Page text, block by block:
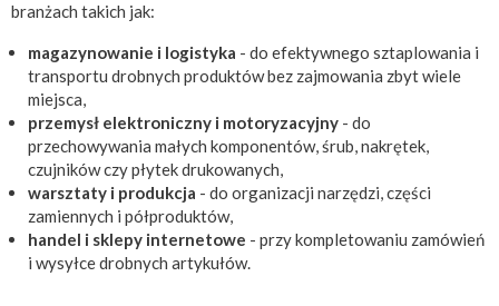
branżach takich jak:
magazynowanie i logistyka - do efektywnego sztaplowania i
transportu drobnych produktów bez zajmowania zbyt wiele
miejsca,
przemysł elektroniczny i motoryzacyjny - do
przechowywania małych komponentów, śrub, nakrętek,
czujników czy płytek drukowanych,
warsztaty i produkcja - do organizacji narzędzi, części
zamiennych i półproduktów,
handel i sklepy internetowe - przy kompletowaniu zamówień
i wysyłce drobnych artykułów.